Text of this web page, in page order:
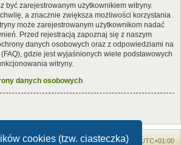
cookies (tzw. ciasteczka)
być zarejestrowanym użytkownikiem witryny.
a znacznie zwiększa możliwości korzystania
może zarejestrowanym użytkownikom nadać
Przed rejestracją zapoznaj się z naszym
danych osobowych oraz z odpowiedziami na
gdzie jest wyjaśnionych wiele podstawowych
witryny.
danych osobowych
Strona główna Strefa czasowa UTC+01:00